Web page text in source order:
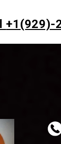
+1(929)-